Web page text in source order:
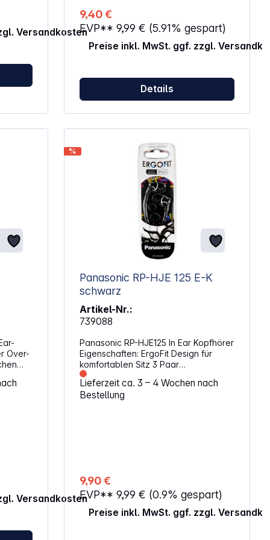
5 WattVersandkosten
9,40 €
EVP**9,99 € (5.91% gespart)
Preise inkl. MwSt. ggf. zzgl.
Details
Over-
mit
10Versandkosten
%
Panasonic RP-HJE 125 E-K
schwarz
Artikel-Nr.:
739088
Panasonic RP-HJE125 In Ear Kopfhörer
Eigenschaften: ErgoFit Design für
komfortablen Sitz 3 Paar
auswechselbare Passstücke (S/M/L)
Frequenzgang 10 Hz - 24 kHz 10,7 mm
Treibereinheit
Lieferzeit ca. 3 – 4 Wochen nach
Bestellung
9,90 €
EVP**9,99 € (0.9% gespart)
Preise inkl. MwSt. ggf. zzgl.